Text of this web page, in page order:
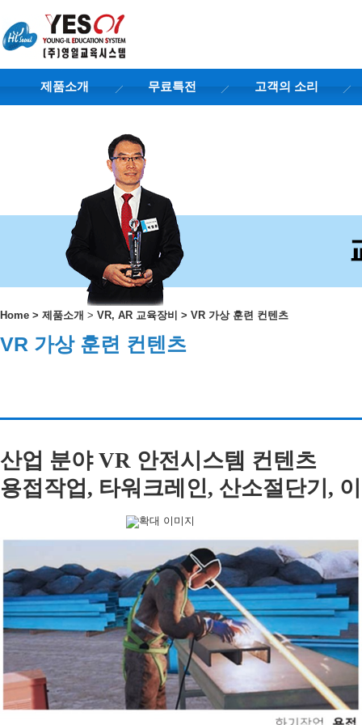
제품소개 무료특전 고객의 소리
Home > 제품소개 > VR, AR 교육장비 > VR 가상 훈련 컨텐츠
VR 가상 훈련 컨텐츠
산업 분야 VR 안전시스템 컨텐츠
용접작업, 타워크레인, 산소절단기,